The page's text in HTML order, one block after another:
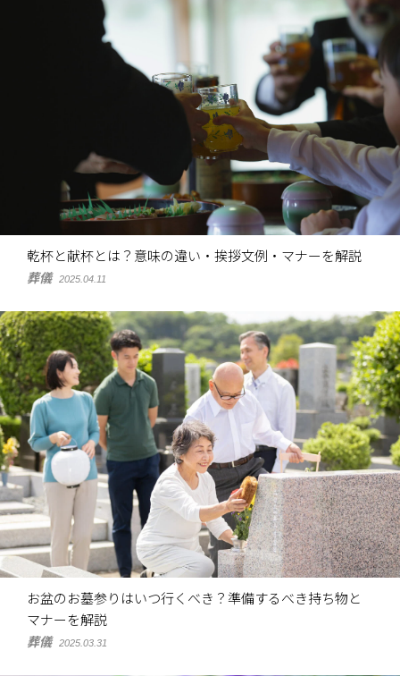
乾杯と献杯とは？意味の違い・挨拶文例・マナーを解説
葬儀 2025.04.11
お盆のお墓参りはいつ行くべき？準備するべき持ち物と
マナーを解説
葬儀 2025.03.31